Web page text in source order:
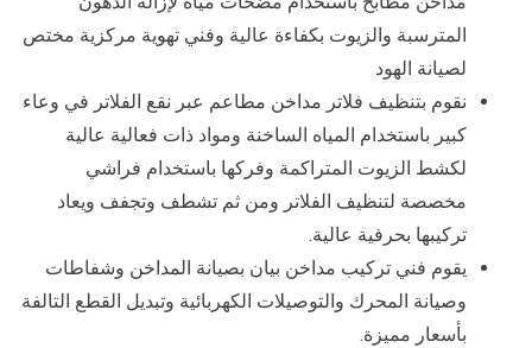
المترسبة والزيوت بكفاءة عالية وفني تهوية مركزية مختص
لصيانة الهود
نقوم بتنظيف فلاتر مداخن مطاعم عبر نقع الفلاتر في وعاء
كبير باستخدام المياه الساخنة ومواد ذات فعالية عالية
لكشط الزيوت المتراكمة وفركها باستخدام فراشي
مخصصة لتنظيف الفلاتر ومن ثم تشطف وتجفف ويعاد
تركيبها بحرفية عالية.
يقوم فني تركيب مداخن بيان بصيانة المداخن وشفاطات
وصيانة المحرك والتوصيلات الكهربائية وتبديل القطع التالفة
بأسعار مميزة.